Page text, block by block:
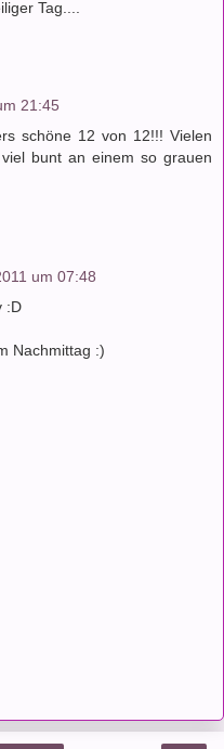
Tag....
21:45
schöne 12 von 12!!! Vielen
bunt an einem so grauen
um 07:48
:D
Nachmittag :)